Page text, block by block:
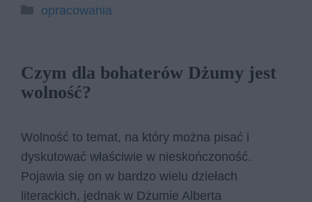
Kategorie
opracowania
Czym dla bohaterów Dżumy jest
wolność?
Wolność to temat, na który można pisać i
dyskutować właściwie w nieskończoność.
Pojawia się on w bardzo wielu dziełach
literackich, jednak w Dżumie Alberta